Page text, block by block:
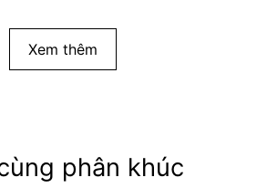
Xem thêm
phân khúc